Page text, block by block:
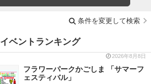
条件を変更して検索
イベントランキング
2026年8月8日
フラワーパークかごしま 「サマーフ
ェスティバル」